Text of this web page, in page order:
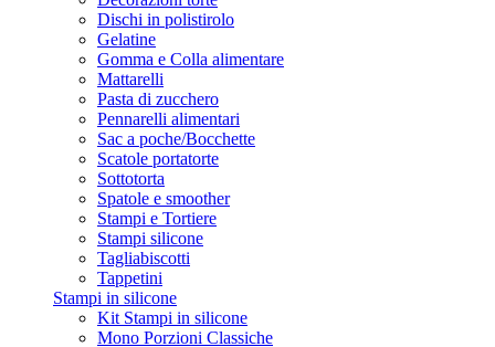
Dischi in polistirolo
Gelatine
Gomma e Colla alimentare
Mattarelli
Pasta di zucchero
Pennarelli alimentari
Sac a poche/Bocchette
Scatole portatorte
Sottotorta
Spatole e smoother
Stampi e Tortiere
Stampi silicone
Tagliabiscotti
Tappetini
Stampi in silicone
Kit Stampi in silicone
Mono Porzioni Classiche